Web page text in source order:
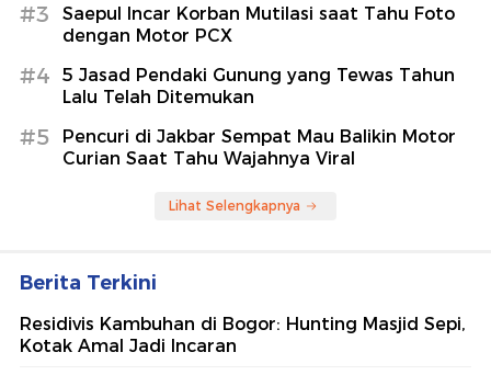
#3
Saepul Incar Korban Mutilasi saat Tahu Foto
dengan Motor PCX
#4
5 Jasad Pendaki Gunung yang Tewas Tahun
Lalu Telah Ditemukan
#5
Pencuri di Jakbar Sempat Mau Balikin Motor
Curian Saat Tahu Wajahnya Viral
Lihat Selengkapnya
Berita Terkini
Residivis Kambuhan di Bogor: Hunting Masjid Sepi,
Kotak Amal Jadi Incaran